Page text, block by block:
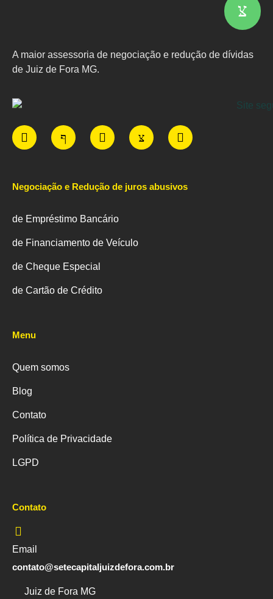
A maior assessoria de negociação e redução de dívidas
de Juiz de Fora MG.
Negociação e Redução de juros abusivos
de Empréstimo Bancário
de Financiamento de Veículo
de Cheque Especial
de Cartão de Crédito
Menu
Quem somos
Blog
Contato
Política de Privacidade
LGPD
Contato
Email
contato@setecapitaljuizdefora.com.br
Juiz de Fora MG